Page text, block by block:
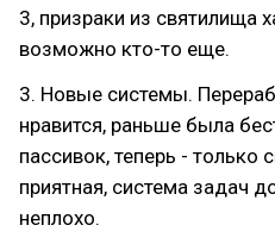
3, призраки из святилища
возможно кто-то еще.
3. Новые системы.
нравится, раньше была
пассивок, теперь - только
приятная, система задач
неплохо.